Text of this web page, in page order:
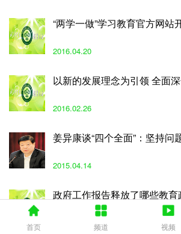
“两学一做”学习教育官方网站
2016.04.20
以新的发展理念为引领 全面
2016.02.26
姜异康谈“四个全面”：坚持问
2015.04.14
政府工作报告释放了哪些教育
首页 频道 视频